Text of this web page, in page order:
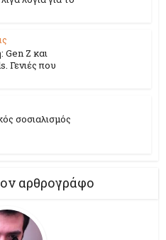
Z και
Γενιές που
σοσιαλισμός
αρθρογράφο